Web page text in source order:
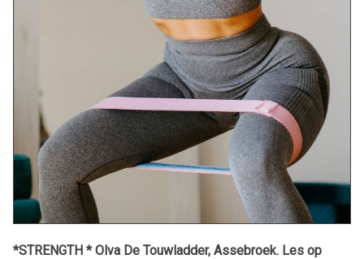
*STRENGTH * Olva De Touwladder, Assebroek. Les op